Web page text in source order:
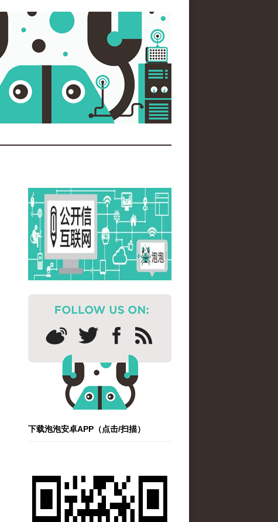
下载泡泡安卓APP（点击/扫描）